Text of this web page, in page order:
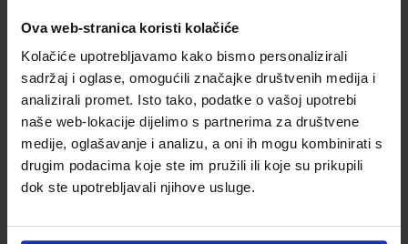
Ova web-stranica koristi kolačiće
Kolačiće upotrebljavamo kako bismo personalizirali
sadržaj i oglase, omogućili značajke društvenih medija i
analizirali promet. Isto tako, podatke o vašoj upotrebi
naše web-lokacije dijelimo s partnerima za društvene
medije, oglašavanje i analizu, a oni ih mogu kombinirati s
drugim podacima koje ste im pružili ili koje su prikupili
dok ste upotrebljavali njihove usluge.